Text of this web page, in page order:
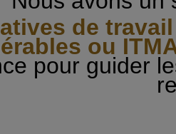
de
ou
pour guider